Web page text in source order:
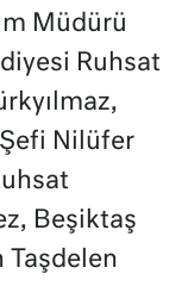
Müdürü
Ruhsat
Nilüfer
Beşiktaş
Taşdelen